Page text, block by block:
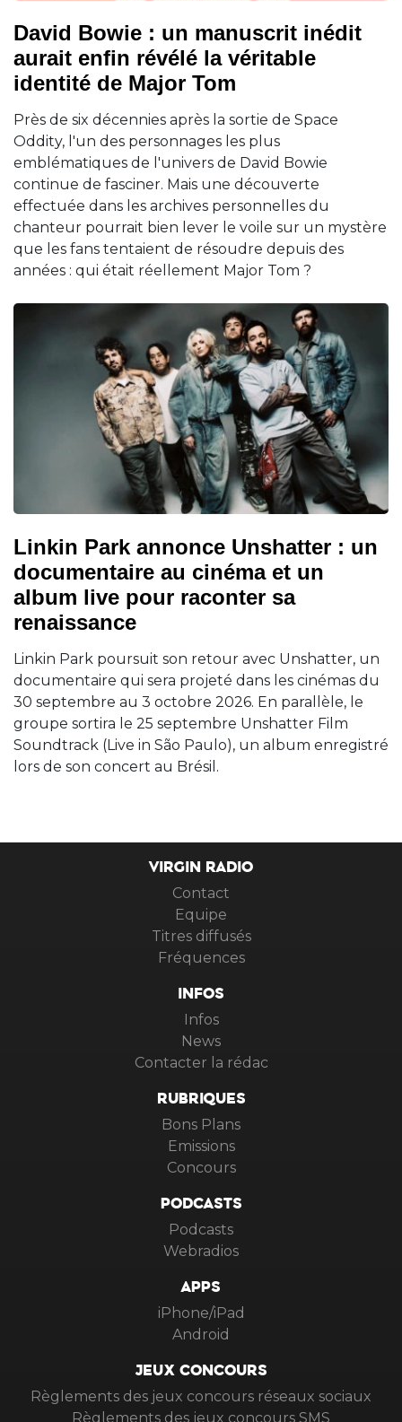
David Bowie : un manuscrit inédit
aurait enfin révélé la véritable
identité de Major Tom
Près de six décennies après la sortie de Space
Oddity, l'un des personnages les plus
emblématiques de l'univers de David Bowie
continue de fasciner. Mais une découverte
effectuée dans les archives personnelles du
chanteur pourrait bien lever le voile sur un mystère
que les fans tentaient de résoudre depuis des
années : qui était réellement Major Tom ?
Linkin Park annonce Unshatter : un
documentaire au cinéma et un
album live pour raconter sa
renaissance
Linkin Park poursuit son retour avec Unshatter, un
documentaire qui sera projeté dans les cinémas du
30 septembre au 3 octobre 2026. En parallèle, le
groupe sortira le 25 septembre Unshatter Film
Soundtrack (Live in São Paulo), un album enregistré
lors de son concert au Brésil.
VIRGIN RADIO
Contact
Equipe
Titres diffusés
Fréquences
INFOS
Infos
News
Contacter la rédac
RUBRIQUES
Bons Plans
Emissions
Concours
PODCASTS
Podcasts
Webradios
APPS
iPhone/iPad
Android
JEUX CONCOURS
Règlements des jeux concours réseaux sociaux
Règlements des jeux concours SMS